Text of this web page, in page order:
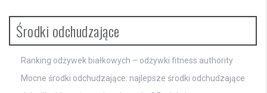
Środki odchudzające
Ranking odżywek białkowych – odżywki fitness authority
Mocne środki odchudzające: najlepsze środki odchudzające